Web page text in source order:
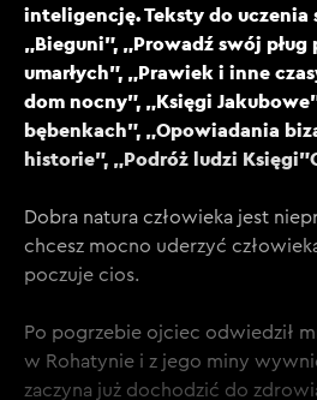
inteligencję. Teksty do uczenia
„Bieguni”, „Prowadź swój pług
umarłych”, „Prawiek i inne
dom nocny”, „Księgi
bębenkach”, „Opowiadania
historie”, „Podróż ludzi
Dobra natura człowieka jest
chcesz mocno uderzyć
poczuje cios.
Po pogrzebie ojciec odwiedził
w Rohatynie i z jego miny
zaczyna już dochodzić do